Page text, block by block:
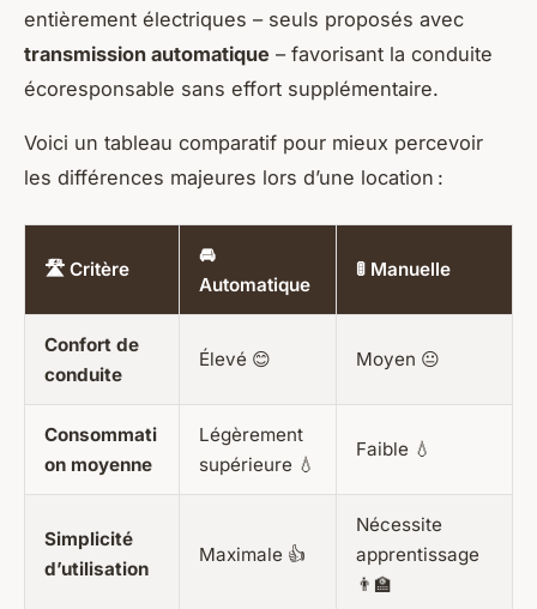
entièrement électriques – seuls proposés avec
transmission automatique – favorisant la conduite
écoresponsable sans effort supplémentaire.
Voici un tableau comparatif pour mieux percevoir
les différences majeures lors d’une location :
🛣 Critère
🚘
Automatique
🚦 Manuelle
Confort de
conduite
Élevé 😊 Moyen 😐
Consommati
on moyenne
Légèrement
supérieure 💧
Faible 💧
Simplicité
d’utilisation
Maximale 👍
Nécessite
apprentissage
👨‍🏫